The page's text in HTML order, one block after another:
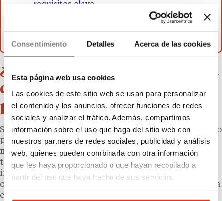
Consentimiento Detalles Acerca de las cookies
Esta página web usa cookies
Las cookies de este sitio web se usan para personalizar
el contenido y los anuncios, ofrecer funciones de redes
sociales y analizar el tráfico. Además, compartimos
información sobre el uso que haga del sitio web con
nuestros partners de redes sociales, publicidad y análisis
web, quienes pueden combinarla con otra información
que les haya proporcionado o que hayan recopilado a
partir del uso que haya hecho de sus servicios.
requisitos clave
Cómo abrir un negocio de spa en España
¿Se puede abrir una franquicia
de salones de belleza o
peluquería móvil?
Sí, es posibleabrir una franquiciade salón de belleza o
peluquería móvil en 2026, aunque todavía es un
modelo menos extendido que los centros físicos
tradicionales. Su principal ventaja es una menor
inversión en local y mayor flexibilidad operativa, al
ofrecer servicios a domicilio, eventos o empresas. Para
el franquiciado, puede ser una forma de emprender